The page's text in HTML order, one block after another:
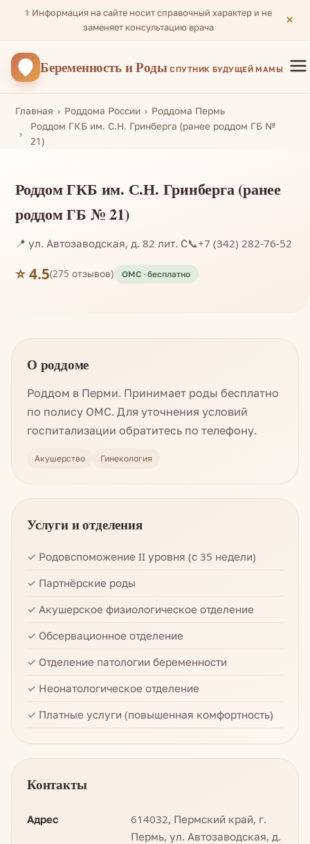
⚕️ Информация на сайте носит справочный характер и не
заменяет консультацию врача
×
Беременностьи Роды СПУТНИК БУДУЩЕЙ МАМЫ
Главная Роддома России
Роддома Пермь
Роддом ГКБ им. С.Н. Гринберга (ранее роддом ГБ №
21)
Роддом ГКБ им. С.Н. Гринберга (ранее
роддом ГБ № 21)
📍 ул. Автозаводская, д. 82 лит. С📞+7 (342) 282-76-52
⭐ 4.5(275 отзывов)
О роддоме
Роддом в Перми. Принимает роды бесплатно
по полису ОМС. Для уточнения условий
госпитализации обратитесь по телефону.
Акушерство Гинекология
Услуги и отделения
✓ Родовспоможение II уровня (с 35 недели)
✓ Партнёрские роды
✓ Акушерское физиологическое отделение
✓ Обсервационное отделение
✓ Отделение патологии беременности
✓ Неонатологическое отделение
✓ Платные услуги (повышенная комфортность)
Контакты
Адрес
614032, Пермский край, г.
Пермь, ул. Автозаводская, д.